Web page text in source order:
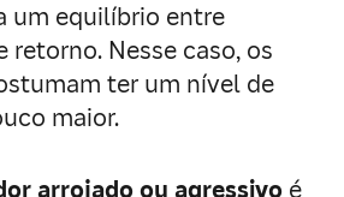
um equilíbrio entre
retorno. Nesse caso, os
ter um nível de
maior.
arrojado ou agressivo é